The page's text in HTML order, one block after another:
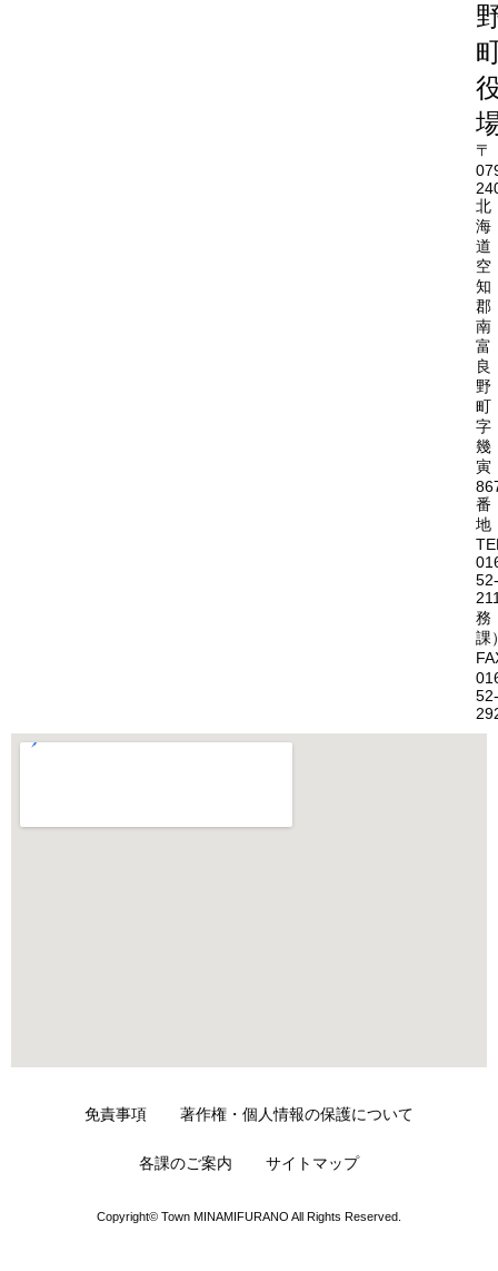
〒
北
海
道
空
知
郡
南
富
良
野
町
字
幾
寅
番
地
52-
務
課
52-
免責事項 著作権・個人情報の保護について
各課のご案内 サイトマップ
Copyright© Town MINAMIFURANO All Rights Reserved.